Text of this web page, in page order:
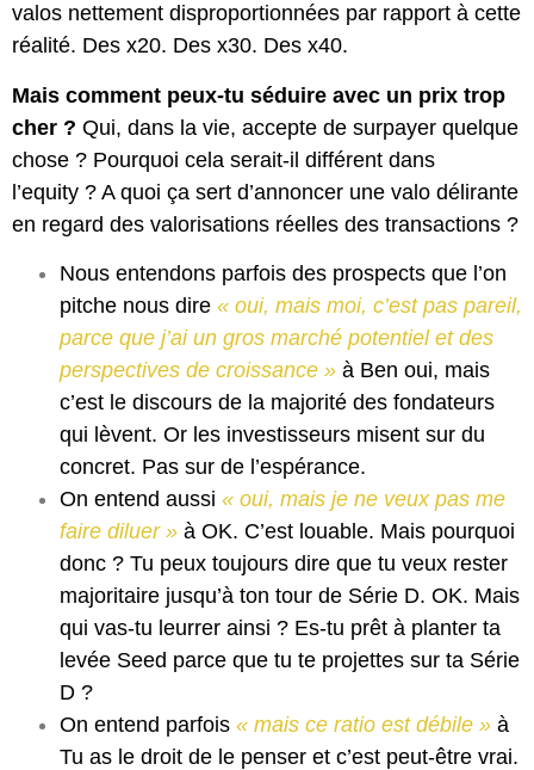
valos nettement disproportionnées par rapport à cette
réalité. Des x20. Des x30. Des x40.
Mais comment peux-tu séduire avec un prix trop
cher ? Qui, dans la vie, accepte de surpayer quelque
chose ? Pourquoi cela serait-il différent dans
l’equity ? A quoi ça sert d’annoncer une valo délirante
en regard des valorisations réelles des transactions ?
Nous entendons parfois des prospects que l’on
pitche nous dire « oui, mais moi, c’est pas pareil,
parce que j’ai un gros marché potentiel et des
perspectives de croissance » à Ben oui, mais
c’est le discours de la majorité des fondateurs
qui lèvent. Or les investisseurs misent sur du
concret. Pas sur de l’espérance.
On entend aussi « oui, mais je ne veux pas me
faire diluer » à OK. C’est louable. Mais pourquoi
donc ? Tu peux toujours dire que tu veux rester
majoritaire jusqu’à ton tour de Série D. OK. Mais
qui vas-tu leurrer ainsi ? Es-tu prêt à planter ta
levée Seed parce que tu te projettes sur ta Série
D ?
On entend parfois « mais ce ratio est débile » à
Tu as le droit de le penser et c’est peut-être vrai.